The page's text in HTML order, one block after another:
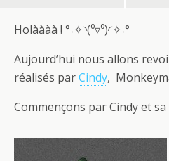
Holàààà ! °˖✧◝(⁰▿⁰)◜✧˖°
Aujourd’hui nous allons
réalisés parCindy,
Commençons par Cindy et